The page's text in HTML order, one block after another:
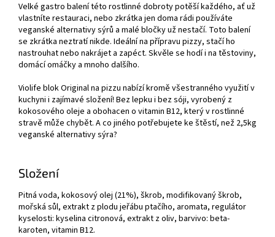
Velké gastro balení této rostlinné dobroty potěší každého, ať už
vlastníte restauraci, nebo zkrátka jen doma rádi používáte
veganské alternativy sýrů a malé bločky už nestačí. Toto balení
se zkrátka neztratí nikde. Ideální na přípravu pizzy, stačí ho
nastrouhat nebo nakrájet a zapéct. Skvěle se hodí i na těstoviny,
domácí omáčky a mnoho dalšího.
Violife blok Original na pizzu nabízí kromě všestranného využití v
kuchyni i zajímavé složení! Bez lepku i bez sóji, vyrobený z
kokosového oleje a obohacen o vitamin B12, který v rostlinné
stravě může chybět. A co jiného potřebujete ke štěstí, než 2,5kg
veganské alternativy sýra?
Složení
Pitná voda, kokosový olej (21%), škrob, modifikovaný škrob,
mořská sůl, extrakt z plodu jeřábu ptačího, aromata, regulátor
kyselosti: kyselina citronová, extrakt z oliv, barvivo: beta-
karoten, vitamin B12.